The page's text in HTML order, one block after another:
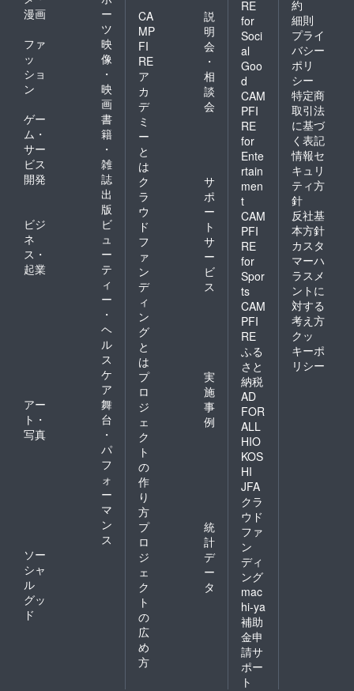
漫画
ー
ツ
ファ
ッ
ショ
ン
映
像
・
映
画
ゲー
ム・
サー
ビス
開発
書
籍
・
雑
誌
出
版
ビジ
ネ
ス・
起業
ビ
ュ
ー
テ
ィ
ー
・
ヘ
ル
ス
ケ
ア
アー
ト・
写真
舞
台
・
パ
フ
ォ
ー
マ
ン
ス
ソー
シャ
ル
グッ
ド
CA
MP
FI
RE
ア
カ
デ
ミ
ー
と
は
説
明
会
・
相
談
会
ク
ラ
ウ
ド
フ
ァ
ン
デ
ィ
ン
グ
と
は
サ
ポ
ー
ト
サ
ー
ビ
ス
プ
ロ
ジ
ェ
ク
ト
の
作
り
方
実
施
事
例
プ
ロ
ジ
ェ
ク
ト
の
広
め
方
統
計
デ
ー
タ
RE
for
Soci
al
Goo
d
CAM
PFI
RE
for
Ente
rtain
men
t
CAM
PFI
RE
for
Spor
ts
CAM
PFI
RE
ふる
さと
納税
AD
FOR
ALL
HIO
KOS
HI
JFA
クラ
ウド
ファ
ン
ディ
ング
mac
hi-ya
補助
金申
請サ
ポー
ト
約
細則
プライ
バシー
ポリ
シー
特定商
取引法
に基づ
く表記
情報セ
キュリ
ティ方
針
反社基
本方針
カスタ
マーハ
ラスメ
ントに
対する
考え方
クッ
キーポ
リシー